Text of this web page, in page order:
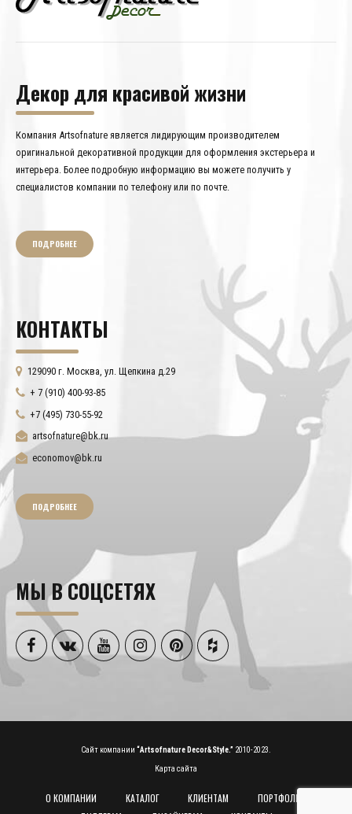
Декор для красивой жизни
Компания Artsofnature является лидирующим производителем
оригинальной декоративной продукции для оформления экстерьера и
интерьера. Более подробную информацию вы можете получить у
специалистов компании по телефону или по почте.
ПОДРОБНЕЕ
КОНТАКТЫ
129090 г. Москва, ул. Щепкина д.29
+ 7 (910) 400-93-85
+7 (495) 730-55-92
artsofnature@bk.ru
economov@bk.ru
ПОДРОБНЕЕ
МЫ В СОЦСЕТЯХ
Сайт компании “Artsofnature Decor&Style.” 2010-2023.
Карта сайта
О КОМПАНИИ КАТАЛОГ КЛИЕНТАМ
ПОРТФОЛИО